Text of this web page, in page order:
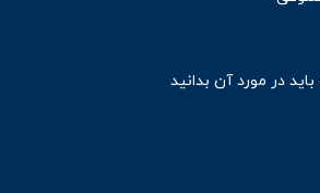
در مورد آن بدانید